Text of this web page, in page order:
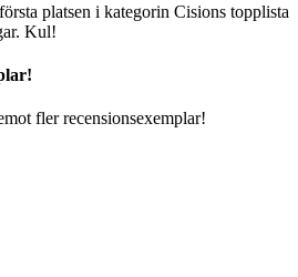
platsen i kategorin Cisions topplista
Kul!
fler recensionsexemplar!